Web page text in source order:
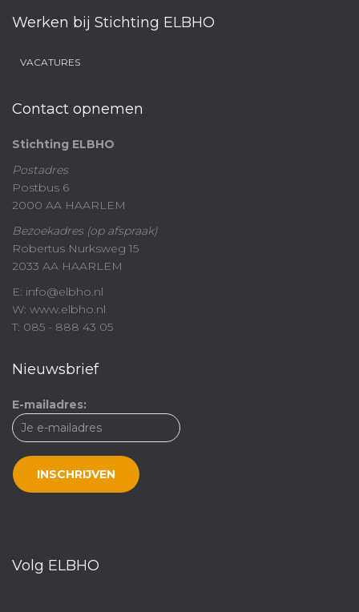
Werken bij Stichting ELBHO
VACATURES
Contact opnemen
Stichting ELBHO
Postadres
Postbus 6
2000 AA HAARLEM
Bezoekadres (op afspraak)
Robertus Nurksweg 15
2033 AA HAARLEM
E: info@elbho.nl
W: www.elbho.nl
T: 085 - 888 43 05
Nieuwsbrief
E-mailadres:
Volg ELBHO